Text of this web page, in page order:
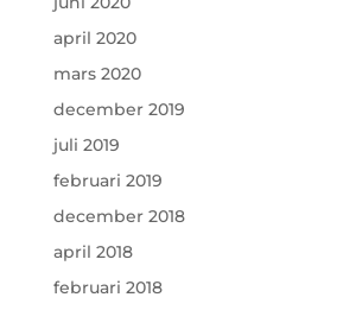
april 2020
mars 2020
december 2019
juli 2019
februari 2019
december 2018
april 2018
februari 2018